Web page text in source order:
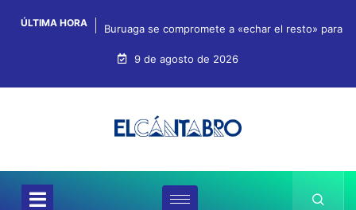
ÚLTIMA HORA Buruaga se compromete a «echar el resto» para
9 de agosto de 2026